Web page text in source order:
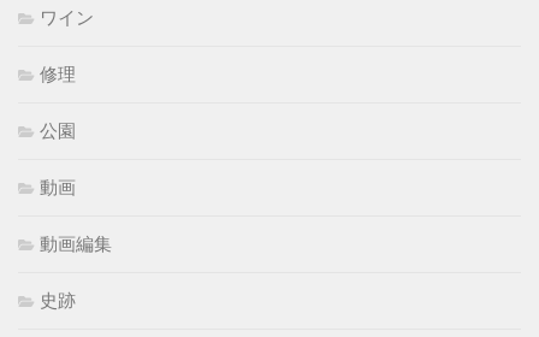
ワイン
修理
公園
動画
動画編集
史跡